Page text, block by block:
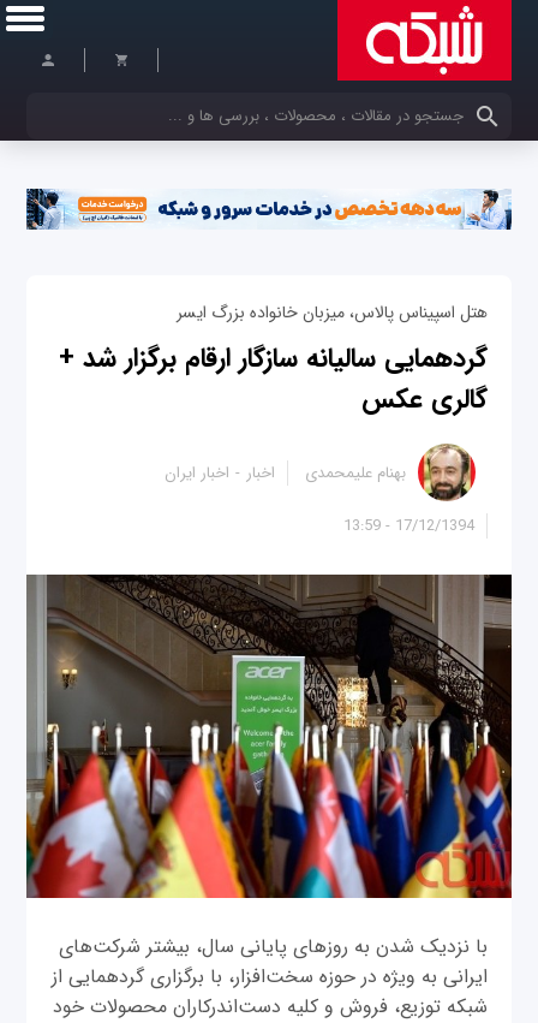
کلمات کلیدی خود را وارد کنید
هتل اسپیناس پالاس، میزبان خانواده بزرگ ایسر
گردهمایی سالیانه سازگار ارقام برگزار شد +
گالری عکس
17/12/1394 - 13:59
بهنام علیمحمدی اخبار اخبار ایران
با نزدیک شدن به روزهای پایانی سال، بیشتر شرکت‌‌های
ایرانی به ویژه در حوزه سخت‌‌‌افزار، با برگزاری گردهمایی از
شبکه توزیع، فروش و کلیه دست‌اندرکاران محصولات خود